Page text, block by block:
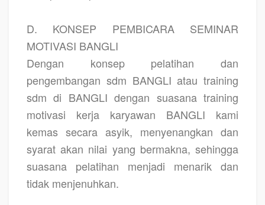
D. KONSEP PEMBICARA SEMINAR
MOTIVASI BANGLI
Dengan konsep pelatihan dan
pengembangan sdm BANGLI atau training
sdm di BANGLI dengan suasana training
motivasi kerja karyawan BANGLI kami
kemas secara asyik, menyenangkan dan
syarat akan nilai yang bermakna, sehingga
suasana pelatihan menjadi menarik dan
tidak menjenuhkan.